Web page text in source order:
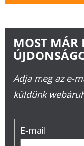
MOST MÁR
Adja meg az e-
küldünk
E-mail